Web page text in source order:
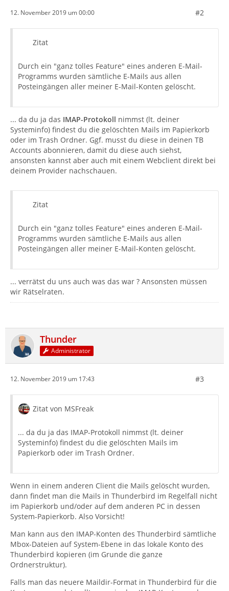
12. November 2019 um 00:00 #2
Zitat
Durch ein "ganz tolles Feature" eines anderen E-Mail-
Programms wurden sämtliche E-Mails aus allen
Posteingängen aller meiner E-Mail-Konten gelöscht.
... da du ja das IMAP-Protokoll nimmst (lt. deiner
Systeminfo) findest du die gelöschten Mails im Papierkorb
oder im Trash Ordner. Ggf. musst du diese in deinen TB
Accounts abonnieren, damit du diese auch siehst,
ansonsten kannst aber auch mit einem Webclient direkt bei
deinem Provider nachschauen.
Zitat
Durch ein "ganz tolles Feature" eines anderen E-Mail-
Programms wurden sämtliche E-Mails aus allen
Posteingängen aller meiner E-Mail-Konten gelöscht.
... verrätst du uns auch was das war ? Ansonsten müssen
wir Rätselraten.
Thunder
Administrator
12. November 2019 um 17:43 #3
Zitat von MSFreak
... da du ja das IMAP-Protokoll nimmst (lt. deiner
Systeminfo) findest du die gelöschten Mails im
Papierkorb oder im Trash Ordner.
Wenn in einem anderen Client die Mails gelöscht wurden,
dann findet man die Mails in Thunderbird im Regelfall nicht
im Papierkorb und/oder auf dem anderen PC in dessen
System-Papierkorb. Also Vorsicht!
Man kann aus den IMAP-Konten des Thunderbird sämtliche
Mbox-Dateien auf System-Ebene in das lokale Konto des
Thunderbird kopieren (im Grunde die ganze
Ordnerstruktur).
Falls man das neuere Maildir-Format in Thunderbird für die